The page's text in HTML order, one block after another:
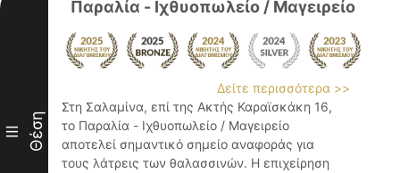
III Θέση
Παραλία - Ιχθυοπωλείο / Μαγειρείο
Δείτε περισσότερα >>
Στη Σαλαμίνα, επί της Ακτής Καραϊσκάκη 16,
το Παραλία - Ιχθυοπωλείο / Μαγειρείο
αποτελεί σημαντικό σημείο αναφοράς για
τους λάτρεις των θαλασσινών. Η επιχείρηση